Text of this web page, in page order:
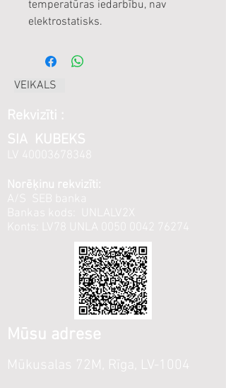
temperatūras iedarbību, nav
elektrostatisks.
VEIKALS
Rekvizīti :
SIA KUBEKS
LV 40003678348
Norēķinu rekvizīti:
A/S SEB banka
Bankas kods: UNLALV2X
Konts: LV78 UNLA
0050 0042 76274
Mūsu adrese
Mūkusalas 72M, Rīga, LV-1004